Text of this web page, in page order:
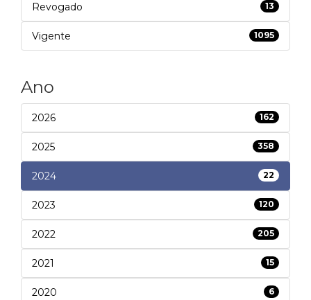
Revogado 13
Vigente 1095
Ano
2026 162
2025 358
2024 22
2023 120
2022 205
2021 15
2020 6